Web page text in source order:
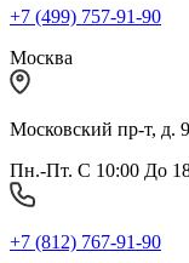
+7 (499) 757-91-90
Москва
Московский пр-т, д.
Пн.-Пт. С 10:00 До
+7 (812) 767-91-90